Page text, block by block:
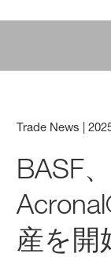
Trade News |
BASF
産を開